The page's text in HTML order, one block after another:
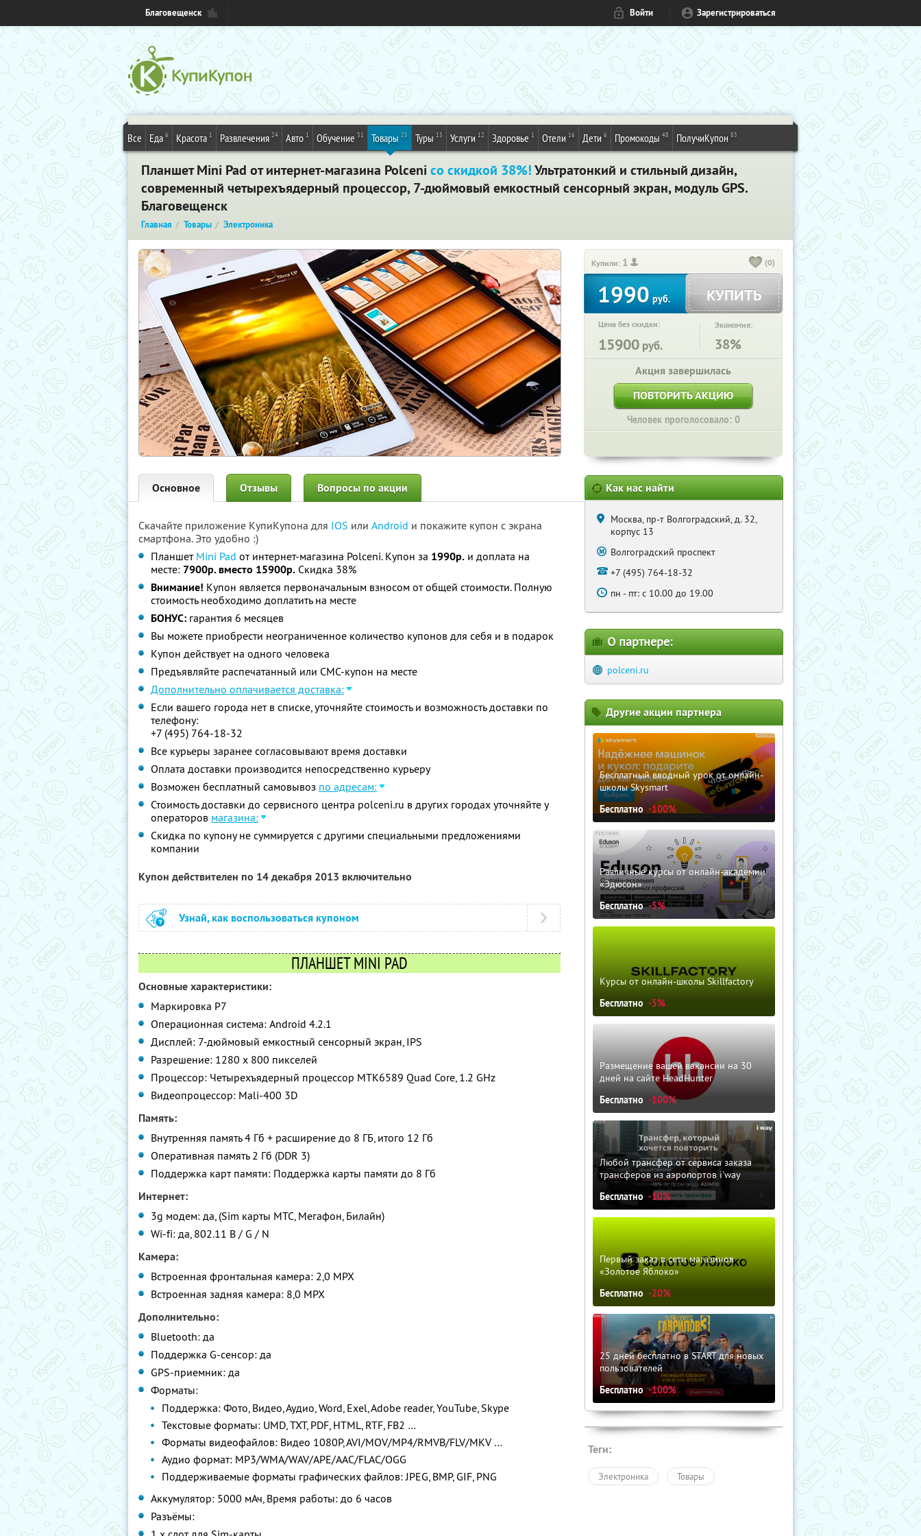
Благовещенск Войти Зарегистрироваться
Все Еда 6 Красота 1 Развлечения 24 Авто 1 Обучение 31 Товары 25 Туры 13 Услуги 12 Здоровье 1 Отели 16 Дети 6 Промокоды 48 ПолучиКупон 83
Планшет Mini Pad от интернет-магазина Polceniсо скидкой 38%!Ультратонкий и стильный дизайн,
современный четырехъядерный процессор, 7-дюймовый емкостный сенсорный экран, модуль GPS.
Благовещенск
Главная Товары Электроника
Купили: 1 (0)
1990руб. КУПИТЬ
Цена без скидки:
15900 руб.
Экономия:
38%
Акция завершилась
ПОВТОРИТЬ АКЦИЮ
Человек проголосовало: 0
Основное Отзывы Вопросы по акции
Скачайте приложение КупиКупона для IOS или Android и покажите купон с экрана
смартфона. Это удобно :)
Планшет Mini Pad от интернет-магазина Polceni. Купон за 1990р. и доплата на
месте: 7900р. вместо 15900р. Скидка 38%
Внимание! Купон является первоначальным взносом от общей стоимости. Полную
стоимость необходимо доплатить на месте
БОНУС: гарантия 6 месяцев
Вы можете приобрести неограниченное количество купонов для себя и в подарок
Купон действует на одного человека
Предъявляйте распечатанный или СМС-купон на месте
Дополнительно оплачивается доставка:
Если вашего города нет в списке, уточняйте стоимость и возможность доставки по
телефону:
+7 (495) 764-18-32
Все курьеры заранее согласовывают время доставки
Оплата доставки производится непосредственно курьеру
Возможен бесплатный самовывоз по адресам:
Стоимость доставки до сервисного центра polceni.ru в других городах уточняйте у
операторов магазина:
Скидка по купону не суммируется с другими специальными предложениями
компании
Купон действителен по 14 декабря 2013 включительно
Узнай, как воспользоваться купоном
ПЛАНШЕТ MINI PAD
Основные характеристики:
Маркировка P7
Операционная система: Android 4.2.1
Дисплей: 7-дюймовый емкостный сенсорный экран, IPS
Разрешение: 1280 х 800 пикселей
Процессор: Четырехъядерный процессор MTK6589 Quad Core, 1.2 GHz
Видеопроцессор: Mali-400 3D
Память:
Внутренняя память 4 Гб + расширение до 8 ГБ, итого 12 Гб
Оперативная память 2 Гб (DDR 3)
Поддержка карт памяти: Поддержка карты памяти до 8 Гб
Интернет:
3g модем: да, (Sim карты МТС, Мегафон, Билайн)
Wi-fi: да, 802.11 B / G / N
Камера:
Встроенная фронтальная камера: 2,0 MPX
Встроенная задняя камера: 8,0 MPX
Дополнительно:
Bluetooth: да
Поддержка G-сенсор: да
GPS-приемник: да
Форматы:
Поддержка: Фото, Видео, Аудио, Word, Exel, Adobe reader, YouTube, Skype
Текстовые форматы: UMD, TXT, PDF, HTML, RTF, FB2 …
Форматы видеофайлов: Видео 1080P, AVI/MOV/MP4/RMVB/FLV/MKV …
Аудио формат: MP3/WMA/WAV/APE/AAC/FLAC/OGG
Поддерживаемые форматы графических файлов: JPEG, BMP, GIF, PNG
Аккумулятор: 5000 мАч, Время работы: до 6 часов
Разъёмы:
Как нас найти
Москва, пр-т Волгоградский, д. 32,
корпус 13
Волгоградский проспект
+7 (495) 764-18-32
пн - пт: с 10.00 до 19.00
О партнере:
polceni.ru
Другие акции партнера
Бесплатный вводный урок от онлайн-
школы Skysmart
Бесплатно -100%
Различные курсы от онлайн-академии
«Эдюсон»
Бесплатно -5%
Курсы от онлайн-школы Skillfactory
Бесплатно -5%
Размещение вашей вакансии на 30
дней на сайте HeadHunter
Бесплатно -100%
Любой трансфер от сервиса заказа
трансферов из аэропортов i'way
Бесплатно -10%
Первый заказ в сети магазинов
«Золотое Яблоко»
Бесплатно -20%
25 дней бесплатно в START для новых
пользователей
Бесплатно -100%
Теги:
Электроника Товары